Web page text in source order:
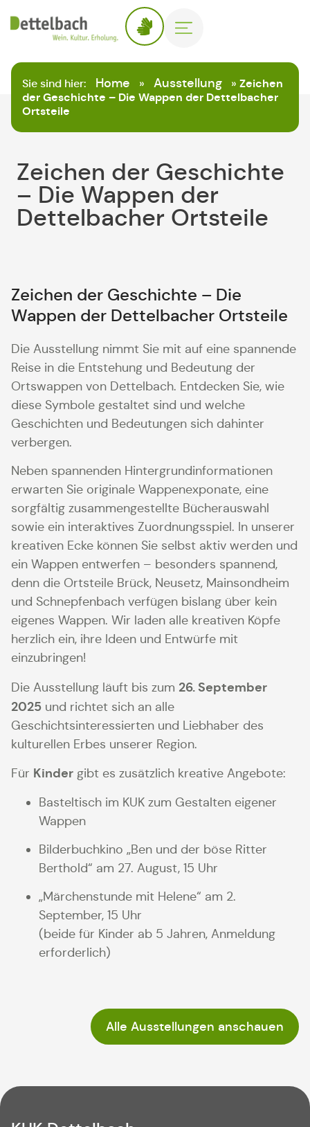
Sie sind hier: Home » Ausstellung » Zeichen
der Geschichte – Die Wappen der Dettelbacher
Ortsteile
Zeichen der Geschichte
– Die Wappen der
Dettelbacher Ortsteile
Zeichen der Geschichte – Die
Wappen der Dettelbacher Ortsteile
Die Ausstellung nimmt Sie mit auf eine spannende
Reise in die Entstehung und Bedeutung der
Ortswappen von Dettelbach. Entdecken Sie, wie
diese Symbole gestaltet sind und welche
Geschichten und Bedeutungen sich dahinter
verbergen.
Neben spannenden Hintergrundinformationen
erwarten Sie originale Wappenexponate, eine
sorgfältig zusammengestellte Bücherauswahl
sowie ein interaktives Zuordnungsspiel. In unserer
kreativen Ecke können Sie selbst aktiv werden und
ein Wappen entwerfen – besonders spannend,
denn die Ortsteile Brück, Neusetz, Mainsondheim
und Schnepfenbach verfügen bislang über kein
eigenes Wappen. Wir laden alle kreativen Köpfe
herzlich ein, ihre Ideen und Entwürfe mit
einzubringen!
Die Ausstellung läuft bis zum 26. September
2025 und richtet sich an alle
Geschichtsinteressierten und Liebhaber des
kulturellen Erbes unserer Region.
Für Kinder gibt es zusätzlich kreative Angebote:
Basteltisch im KUK zum Gestalten eigener
Wappen
Bilderbuchkino „Ben und der böse Ritter
Berthold“ am 27. August, 15 Uhr
„Märchenstunde mit Helene“ am 2.
September, 15 Uhr
(beide für Kinder ab 5 Jahren, Anmeldung
erforderlich)
Alle Ausstellungen anschauen